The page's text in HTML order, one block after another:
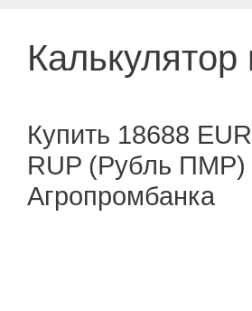
Купить 18688
RUP (Рубль ПМР)
Агропромбанка